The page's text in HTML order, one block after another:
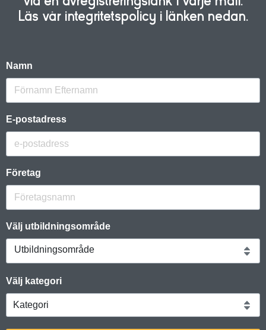
Läs vår integritetspolicy i länken nedan.
Namn
E-postadress
Företag
Välj utbildningsområde
Utbildningsområde
Välj kategori